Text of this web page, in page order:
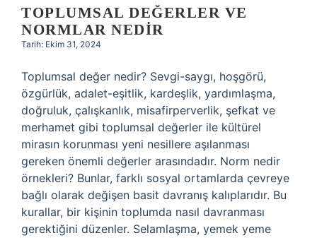
TOPLUMSAL DEĞERLER VE
NORMLAR NEDIR
Tarih: Ekim 31, 2024
Toplumsal değer nedir? Sevgi-saygı, hoşgörü,
özgürlük, adalet-eşitlik, kardeşlik, yardımlaşma,
doğruluk, çalışkanlık, misafirperverlik, şefkat ve
merhamet gibi toplumsal değerler ile kültürel
mirasın korunması yeni nesillere aşılanması
gereken önemli değerler arasındadır. Norm nedir
örnekleri? Bunlar, farklı sosyal ortamlarda çevreye
bağlı olarak değişen basit davranış kalıplarıdır. Bu
kurallar, bir kişinin toplumda nasıl davranması
gerektiğini düzenler. Selamlaşma, yemek yeme